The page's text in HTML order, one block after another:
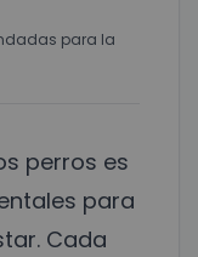
para la
perros es
para
Cada